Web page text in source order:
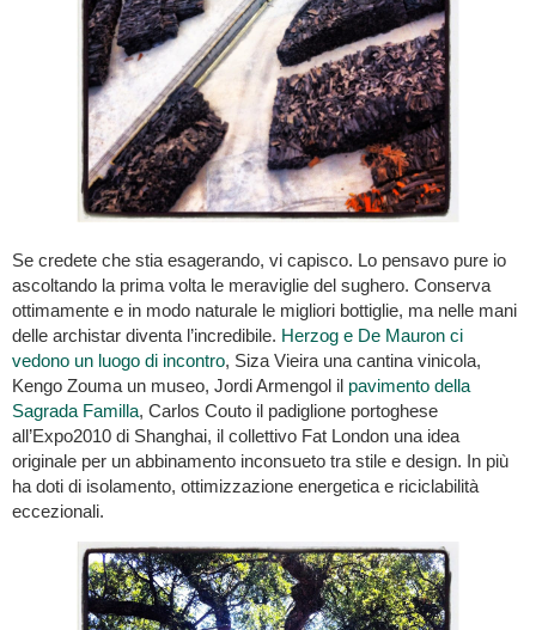
Se credete che stia esagerando, vi capisco. Lo pensavo pure io
ascoltando la prima volta le meraviglie del sughero. Conserva
ottimamente e in modo naturale le migliori bottiglie, ma nelle mani
delle archistar diventa l’incredibile. Herzog e De Mauron ci
vedono un luogo di incontro, Siza Vieira una cantina vinicola,
Kengo Zouma un museo, Jordi Armengol il pavimento della
Sagrada Familla, Carlos Couto il padiglione portoghese
all’Expo2010 di Shanghai, il collettivo Fat London una idea
originale per un abbinamento inconsueto tra stile e design. In più
ha doti di isolamento, ottimizzazione energetica e riciclabilità
eccezionali.